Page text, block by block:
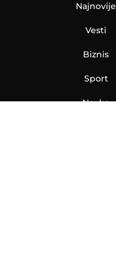
Najnovije
Vesti
Biznis
Sport
Nauka